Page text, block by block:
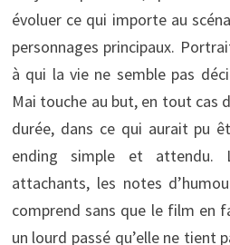
évoluer ce qui importe au
personnages principaux.
à qui la vie ne semble pas
Mai touche au but, en tout cas
durée, dans ce qui aurait pu
ending simple et attendu.
attachants, les notes
comprend sans que le film en
un lourd passé qu’elle ne tient